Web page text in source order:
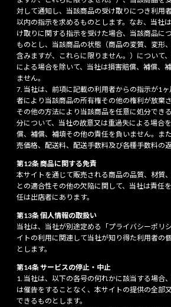
対して通知し、当該商品の受け取りにつき利用
以内の指示を求めるものとします。なお、当社
け取りに関する指示を受けた場合、当該商品に
ものとし、当該商品の状態（商品の変質、変形
含みますが、これらに限りません。）について
による場合を除いて、当社は損害賠償、補償、
ません。
当社は、前項に記載の利用者からの指示が1
者により当該商品の所有権その他の権利が放棄
その他の方法により当該商品を任意に処分でき
分について、当社の故意又は重過失による場合
償、補償、補填その他の責任を負いません。ま
売価格、配送料、配送手数料及び各種手数料の
第12条 商品に関する免責
本サイトを通じて販売される商品の品質、材質
との適合性その他の欠陥に関して、当社は責任
任は出店者にあります。
第13条 個人情報の取扱い
当社は、当社が別途定める「プライバシーポリ
イトの利用に関連して当社が知り得た利用者の
とします。
第14条 サービスの停止・中止
当社は、以下の各号の何れかに該当する場合
は催告をすることなく、本サイトの提供の全部
できるものとします。